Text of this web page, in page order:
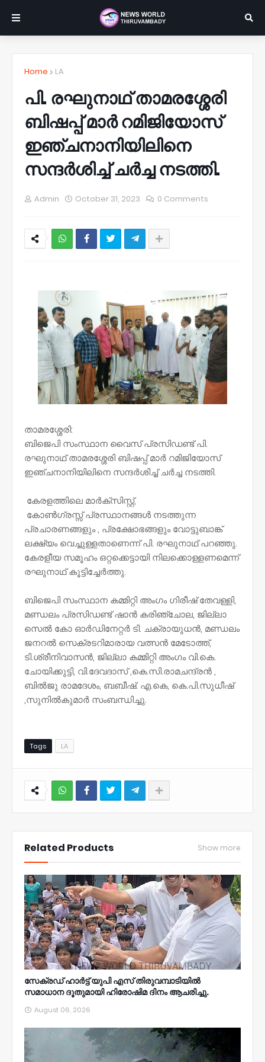
Home LA
പി. രഘുനാഥ് താമരശ്ശേരി
ബിഷപ്പ് മാർ റമിജിയോസ്
ഇഞ്ചനാനിയിലിനെ
സന്ദർശിച്ച് ചർച്ച നടത്തി.
Admin October 31, 2023 0 Comments
താമരശ്ശേരി:
ബിജെപി സംസ്ഥാന വൈസ് പ്രസിഡണ്ട് പി.
രഘുനാഥ് താമരശ്ശേരി ബിഷപ്പ് മാർ റമിജിയോസ്
ഇഞ്ചനാനിയിലിനെ സന്ദർശിച്ച് ചർച്ച നടത്തി.
കേരളത്തിലെ മാർക്സിസ്റ്റ്,
കോൺഗ്രസ്സ് പ്രസ്ഥാനങ്ങൾ നടത്തുന്ന
പ്രചാരണങ്ങളും , പ്രക്ഷോഭങ്ങളും വോട്ടുബാങ്ക്
ലക്ഷ്യം വെച്ചുള്ളതാണെന്ന് പി. രഘുനാഥ് പറഞ്ഞു.
കേരളീയ സമൂഹം ഒറ്റക്കെട്ടായി നിലക്കൊള്ളണമെന്ന്
രഘുനാഥ് കൂട്ടിച്ചേർത്തു.
ബിജെപി സംസ്ഥാന കമ്മിറ്റി അംഗം ഗിരീഷ് തേവള്ളി,
മണ്ഡലം പ്രസിഡണ്ട് ഷാൻ കരിഞ്ചോല, ജില്ലാ
സെൽ കോ ഓർഡിനേറ്റർ ടി. ചക്രായുധൻ, മണ്ഡലം
ജനറൽ സെക്രടറിമാരായ വത്സൻ മേടോത്ത്,
ടി.ശ്രീനിവാസൻ, ജില്ലാ കമ്മിറ്റി അംഗം വി.കെ.
ചോയിക്കുട്ടി, വി.ദേവദാസ് ,കെ.സി.രാമചന്ദ്രൻ ,
ബിൽജു രാമദേശം, ബബീഷ്. എ.കെ, കെ.പി.സുധീഷ്
,സുനിൽകുമാർ സംബന്ധിച്ചു.
Tags LA
Related Products Show more
സേക്രഡ് ഹാർട്ട് യുപി എസ് തിരുവമ്പാടിയിൽ
സമാധാന ദൂതുമായി ഹിരോഷിമ ദിനം ആചരിച്ചു.
August 06, 2026